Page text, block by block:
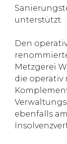
unterstützt.
Den
Metzgerei
die
ebenfalls